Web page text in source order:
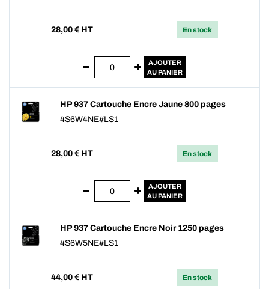
28,00 € HT En stock
AJOUTER
AU PANIER
HP 937 Cartouche Encre Jaune 800 pages
4S6W4NE#LS1
28,00 € HT En stock
AJOUTER
AU PANIER
HP 937 Cartouche Encre Noir 1250 pages
4S6W5NE#LS1
44,00 € HT En stock